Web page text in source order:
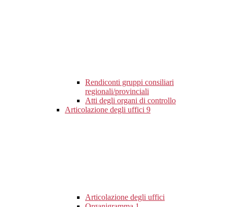
Rendiconti gruppi consiliari
regionali/provinciali
Atti degli organi di controllo
Articolazione degli uffici 9
Articolazione degli uffici